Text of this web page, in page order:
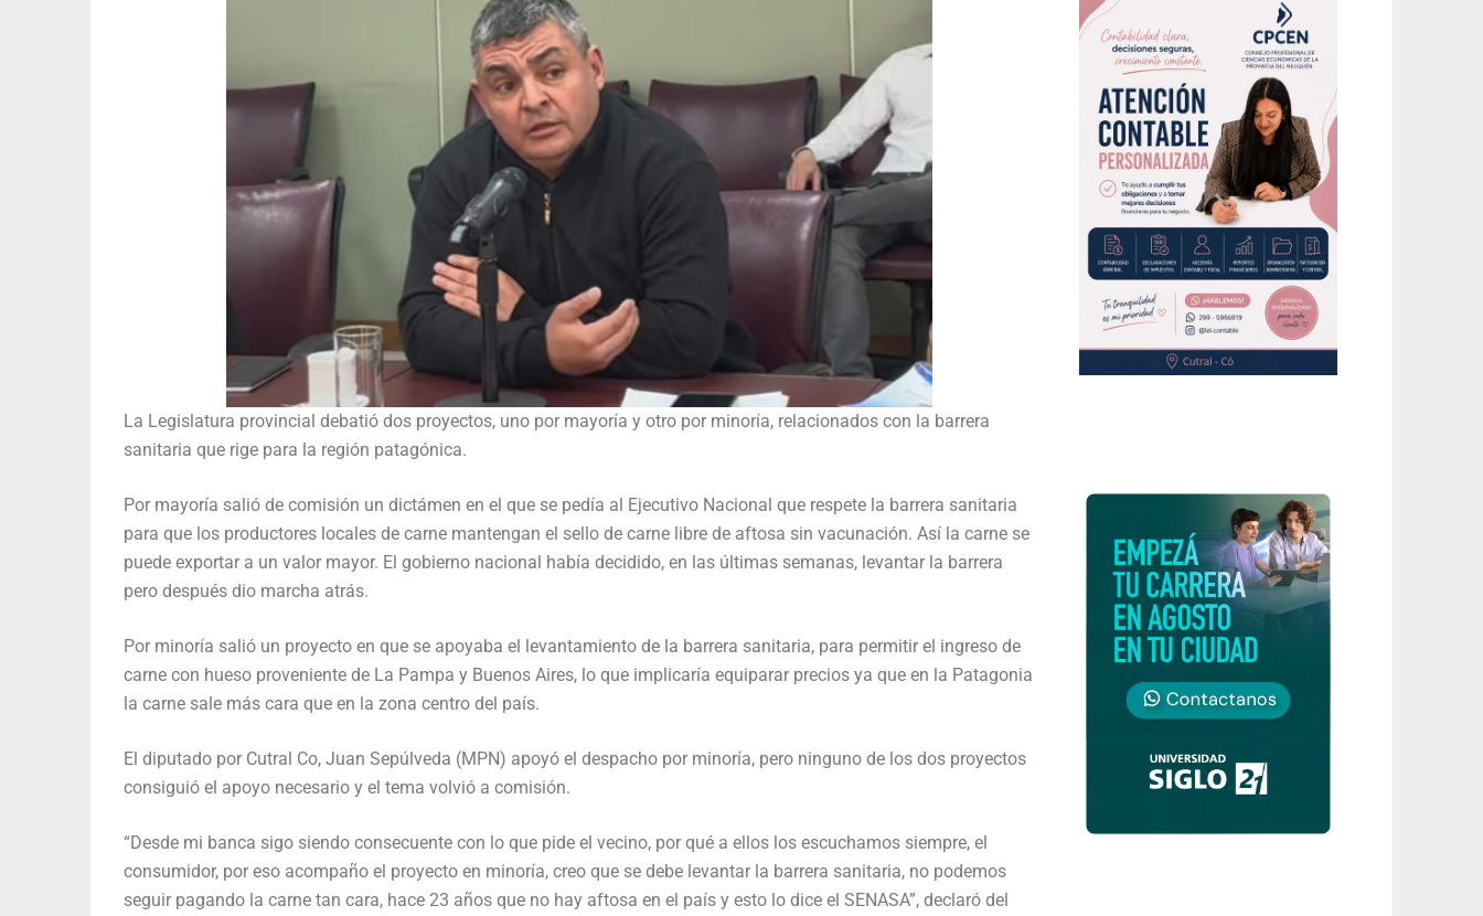
La Legislatura provincial debatió dos proyectos, uno por mayoría y otro por minoría, relacionados con la barrera
sanitaria que rige para la región patagónica.
Por mayoría salió de comisión un dictámen en el que se pedía al Ejecutivo Nacional que respete la barrera sanitaria
para que los productores locales de carne mantengan el sello de carne libre de aftosa sin vacunación. Así la carne se
puede exportar a un valor mayor. El gobierno nacional había decidido, en las últimas semanas, levantar la barrera
pero después dio marcha atrás.
Por minoría salió un proyecto en que se apoyaba el levantamiento de la barrera sanitaria, para permitir el ingreso de
carne con hueso proveniente de La Pampa y Buenos Aires, lo que implicaría equiparar precios ya que en la Patagonia
la carne sale más cara que en la zona centro del país.
El diputado por Cutral Co, Juan Sepúlveda (MPN) apoyó el despacho por minoría, pero ninguno de los dos proyectos
consiguió el apoyo necesario y el tema volvió a comisión.
“Desde mi banca sigo siendo consecuente con lo que pide el vecino, por qué a ellos los escuchamos siempre, el
consumidor, por eso acompaño el proyecto en minoría, creo que se debe levantar la barrera sanitaria, no podemos
seguir pagando la carne tan cara, hace 23 años que no hay aftosa en el país y esto lo dice el SENASA”, declaró del